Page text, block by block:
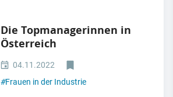
Die Topmanagerinnen in
Österreich
04.11.2022
#Frauen in der Industrie